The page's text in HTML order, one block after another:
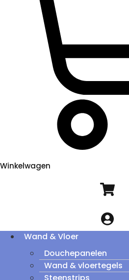
Winkelwagen
Wand & Vloer
Douchepanelen
Wand & vloertegels
Steenstrips